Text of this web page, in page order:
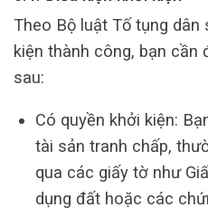
Theo Bộ luật Tố tụng dân
kiện thành công, bạn cần
sau:
Có quyền khởi kiện:
tài sản tranh chấp,
qua các giấy tờ như
dụng đất hoặc các